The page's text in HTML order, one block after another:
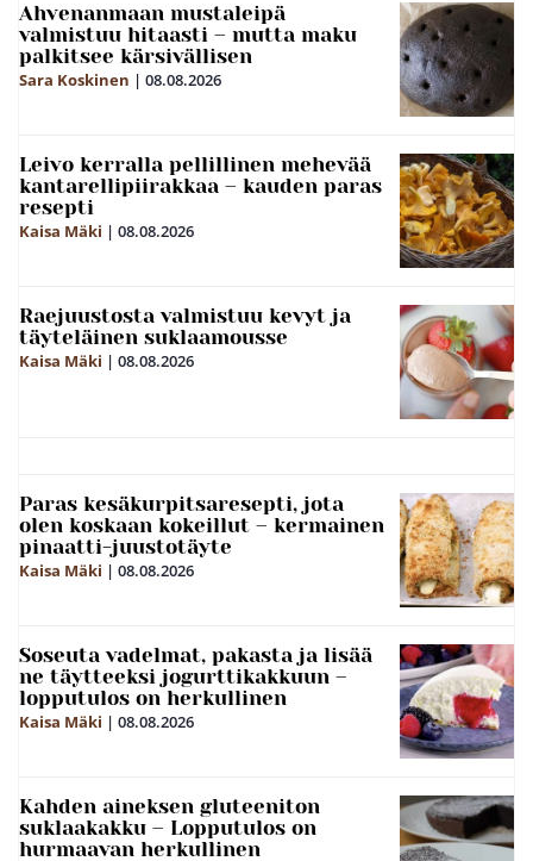
Ahvenanmaan mustaleipä
valmistuu hitaasti – mutta maku
palkitsee kärsivällisen
Sara Koskinen | 08.08.2026
Leivo kerralla pellillinen mehevää
kantarellipiirakkaa – kauden paras
resepti
Kaisa Mäki | 08.08.2026
Raejuustosta valmistuu kevyt ja
täyteläinen suklaamousse
Kaisa Mäki | 08.08.2026
Paras kesäkurpitsaresepti, jota
olen koskaan kokeillut – kermainen
pinaatti-juustotäyte
Kaisa Mäki | 08.08.2026
Soseuta vadelmat, pakasta ja lisää
ne täytteeksi jogurttikakkuun –
lopputulos on herkullinen
Kaisa Mäki | 08.08.2026
Kahden aineksen gluteeniton
suklaakakku – Lopputulos on
hurmaavan herkullinen